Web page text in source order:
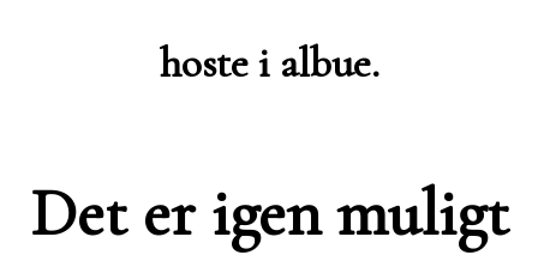
hoste i albue.
Det er igen muligt